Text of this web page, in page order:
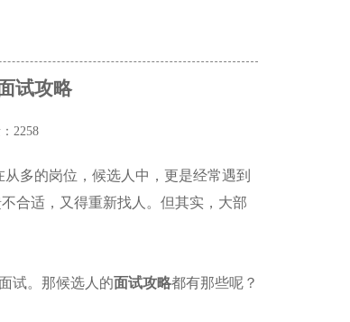
试攻略
2258
多的岗位，候选人中，更是经常遇到
合适，又得重新找人。但其实，大部
试。那候选人的面试攻略都有那些呢？